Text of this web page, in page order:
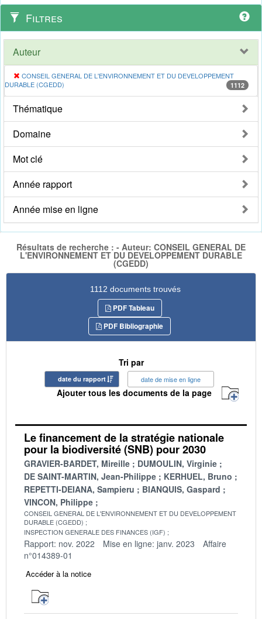
Filtres
Auteur
CONSEIL GENERAL DE L'ENVIRONNEMENT ET DU DEVELOPPEMENT
DURABLE (CGEDD)
1112
Thématique
Domaine
Mot clé
Année rapport
Année mise en ligne
Résultats de recherche : - Auteur: CONSEIL GENERAL DE
L'ENVIRONNEMENT ET DU DEVELOPPEMENT DURABLE
(CGEDD)
1112 documents trouvés
PDF Tableau
PDF Bibliographie
Tri par
date du rapport date de mise en ligne
Ajouter tous les documents de la page
Le financement de la stratégie nationale
pour la biodiversité (SNB) pour 2030
GRAVIER-BARDET, Mireille
DUMOULIN, Virginie
DE SAINT-MARTIN, Jean-Philippe
KERHUEL, Bruno
REPETTI-DEIANA, Sampieru
BIANQUIS, Gaspard
VINCON, Philippe
CONSEIL GENERAL DE L'ENVIRONNEMENT ET DU DEVELOPPEMENT
DURABLE (CGEDD)
INSPECTION GENERALE DES FINANCES (IGF)
Rapport: nov. 2022 Mise en ligne: janv. 2023
Affaire
n°014389-01
Accéder à la notice